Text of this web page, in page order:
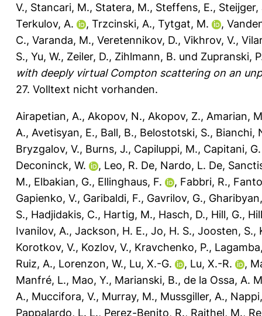
V., Stancari, M., Statera, M., Steffens, E., Steijger,
Terkulov, A.
, Trzcinski, A., Tytgat, M. ,
C., Varanda, M., Veretennikov, D., Vikhrov, V.,
S., Yu, W., Zeiler, D., Zihlmann, B. und Zupranski,
with deeply virtual Compton scattering on an
27. Volltext nicht vorhanden.
Airapetian, A., Akopov, N., Akopov, Z., Amarian,
A., Avetisyan, E., Ball, B., Belostotski, S., Bianchi,
Bryzgalov, V., Burns, J., Capiluppi, M., Capitani, G.
Deconinck, W.
, Leo, R. De, Nardo, L. De,
M., Elbakian, G., Ellinghaus, F. , Fabbri, R.,
Gapienko, V., Garibaldi, F., Gavrilov, G.,
S., Hadjidakis, C., Hartig, M., Hasch, D., Hill, G.,
Ivanilov, A., Jackson, H. E., Jo, H. S., Joosten, S.,
Korotkov, V., Kozlov, V., Kravchenko, P.,
Ruiz, A., Lorenzon, W., Lu, X.-G. , Lu, X.-R. ,
Manfré, L., Mao, Y., Marianski, B., de la Ossa, A.
A., Muccifora, V., Murray, M., Mussgiller, A.,
Pappalardo, L. L., Perez-Benito, R., Raithel, M.,